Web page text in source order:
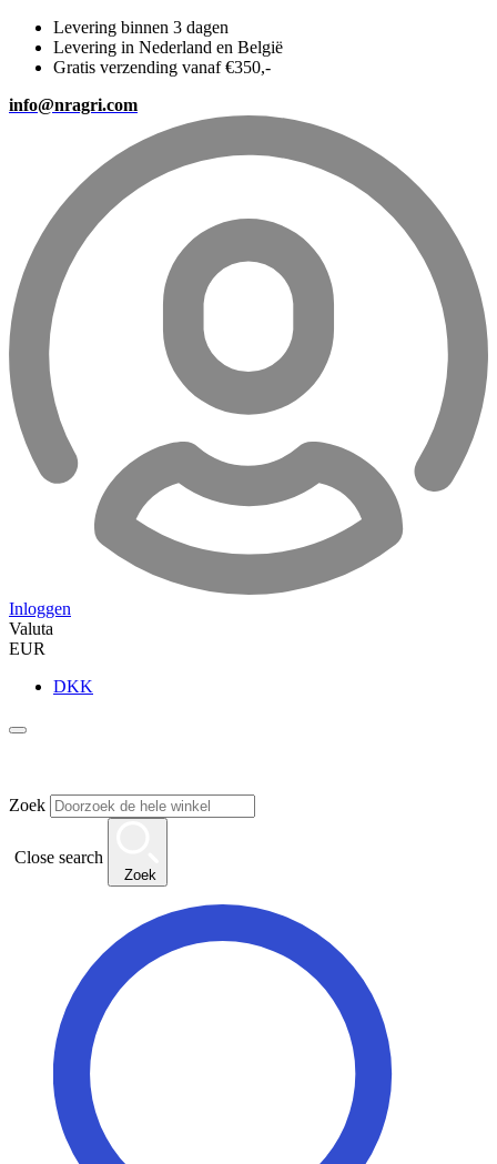
Levering binnen 3 dagen
Levering in Nederland en België
Gratis verzending vanaf €350,-
info@nragri.com
Inloggen
Valuta
EUR
DKK
Zoek
Close search
Zoek